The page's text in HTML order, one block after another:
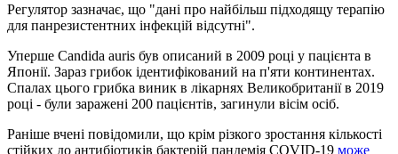
Регулятор зазначає, що "дані про найбільш підходящу терапію
для панрезистентних інфекцій відсутні".
Уперше Candida auris був описаний в 2009 році у пацієнта в
Японії. Зараз грибок ідентифікований на п'яти континентах.
Спалах цього грибка виник в лікарнях Великобританії в 2019
році - були заражені 200 пацієнтів, загинули вісім осіб.
Раніше вчені повідомили, що крім різкого зростання кількості
стійких до антибіотиків бактерій пандемія COVID-19 може